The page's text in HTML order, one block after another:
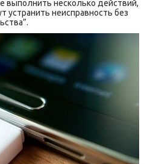
выполнить несколько действий,
устранить неисправность без